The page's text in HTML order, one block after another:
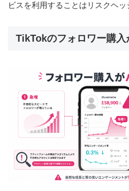
ビスを利用することはリスクヘッ
TikTokのフォロワー購入